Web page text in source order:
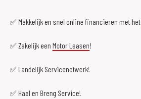
✅ Makkelijk en snel online financieren met het
✅ Zakelijk een Motor Leasen!
✅ Landelijk Servicenetwerk!
✅ Haal en Breng Service!